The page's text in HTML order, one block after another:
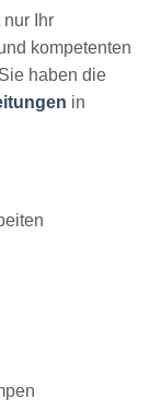
Ihr
kompetenten
haben die
in